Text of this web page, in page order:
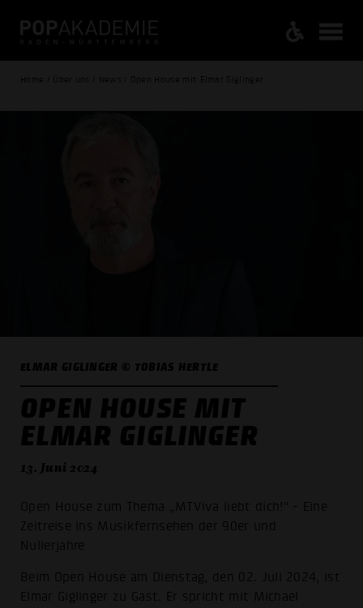
Home / Über uns / News / Open House mit Elmar Giglinger
ELMAR GIGLINGER © TOBIAS HERTLE
OPEN HOUSE MIT
ELMAR GIGLINGER
13. Juni 2024
Open House zum Thema „MTViva liebt dich!" - Eine
Zeitreise ins Musikfernsehen der 90er und
Nullerjahre
Beim Open House am Dienstag, den 02. Juli 2024, ist
Elmar Giglinger zu Gast. Er spricht mit Michael